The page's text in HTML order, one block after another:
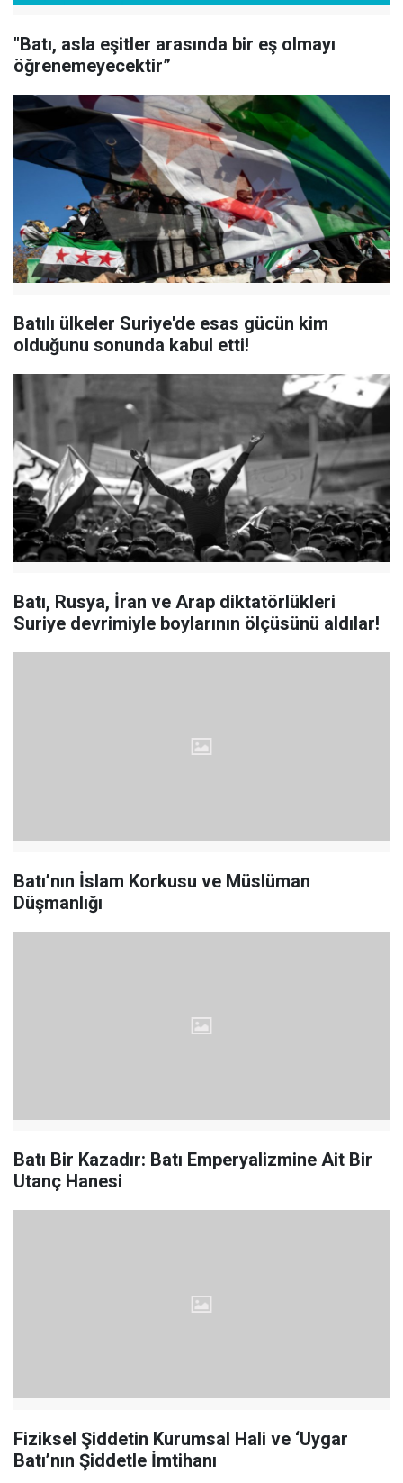
"Batı, asla eşitler arasında bir eş olmayı
öğrenemeyecektir”
Batılı ülkeler Suriye'de esas gücün kim
olduğunu sonunda kabul etti!
Batı, Rusya, İran ve Arap diktatörlükleri
Suriye devrimiyle boylarının ölçüsünü aldılar!
Batı’nın İslam Korkusu ve Müslüman
Düşmanlığı
Batı Bir Kazadır: Batı Emperyalizmine Ait Bir
Utanç Hanesi
Fiziksel Şiddetin Kurumsal Hali ve ‘Uygar
Batı’nın Şiddetle İmtihanı